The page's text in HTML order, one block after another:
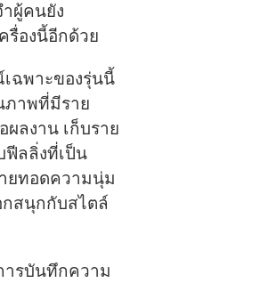
ผู้คนยัง
รื่องนี้อีกด้วย
เฉพาะของรุ่นนี้
ภาพที่มีราย
ลงาน เก็บราย
ลลิ่งที่เป็น
ยทอดความนุ่ม
กสนุกกับสไตล์
ารบันทึกความ